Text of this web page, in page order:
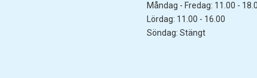
Måndag - Fredag: 11.00 -
Lördag: 11.00 - 16.00
Söndag: Stängt